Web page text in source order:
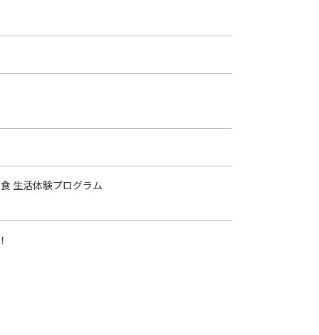
生活体験プログラム